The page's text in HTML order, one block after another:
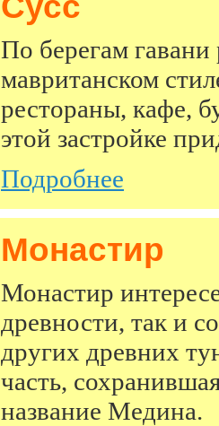
По берегам
мавританском
рестораны, кафе,
этой застройке
Подробнее
Монастир
Монастир
древности, так и
других древних
часть,
название Медина.